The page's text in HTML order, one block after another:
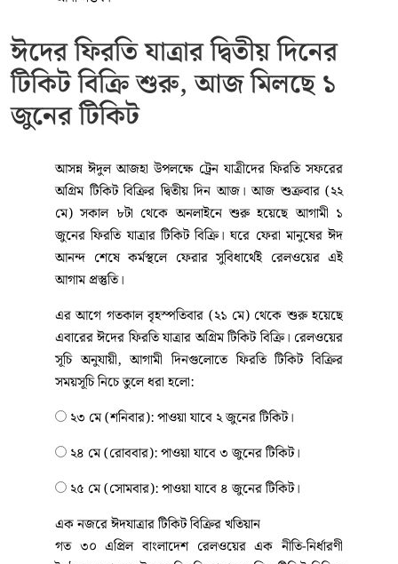
বিরল’। স্থানীয় নার্সারি মালিকদের মতে, বন থেকে এখন
দেশীয় প্রজাতির বীজ সংগ্রহ করা অসম্ভবের কাছাকাছি হয়ে
দাঁড়িয়েছে।
এবারের আন্তর্জাতিক জীববৈচিত্র্য দিবসের প্রতিপাদ্য ‘স্থানীয়
মৃতপ্রায় দশা থেকে মুক্তি পেতে টিকে থাকা ৫০০টি মা গাছকে
কড়া নজরদারিতে রক্ষা করতে হবে। এগুলো থেকে বীজ
সংগ্রহ করে নার্সারিতে চারা তৈরি এবং বনায়ন করার মাধ্যমেই
কেবল কক্সবাজারের হারিয়ে যাওয়া সবুজ ঐতিহ্যকে ফিরিয়ে
আনা সম্ভব।
ঈদের ফিরতি যাত্রার দ্বিতীয় দিনের
টিকিট বিক্রি শুরু, আজ মিলছে ১
জুনের টিকিট